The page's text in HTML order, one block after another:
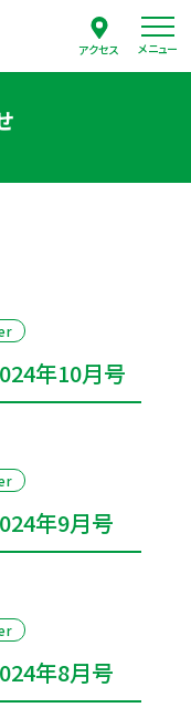
アクセス メニュー
年10月号
年9月号
年8月号